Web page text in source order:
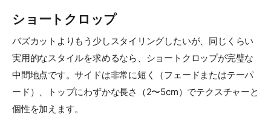
ショートクロップ
バズカットよりもう少しスタイリングしたいが、同じくらい
実用的なスタイルを求めるなら、ショートクロップが完璧な
中間地点です。サイドは非常に短く（フェードまたはテーパ
ード）、トップにわずかな長さ（2〜5cm）でテクスチャーと
個性を加えます。